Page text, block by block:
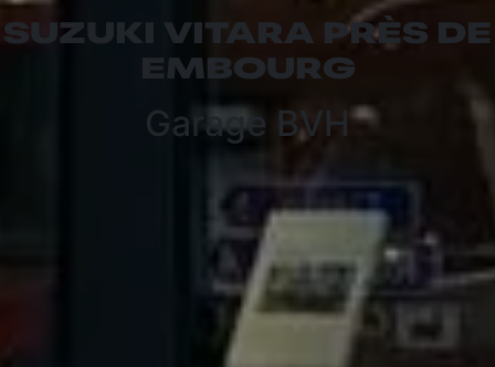
SUZUKI VITARA PRÈS DE
EMBOURG
Garage BVH